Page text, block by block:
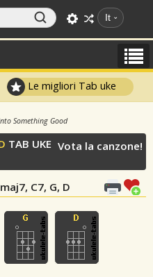
It
Le migliori Tab uke
Something Good
TAB UKE
C7, G, D
Vota la canzone!